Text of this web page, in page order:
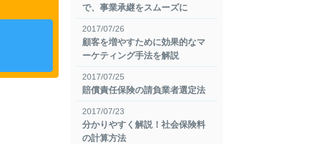
で、事業承継をスムーズに
2017/07/26
顧客を増やすために効果的なマ
ーケティング手法を解説
2017/07/25
賠償責任保険の請負業者選定法
2017/07/23
分かりやすく解説！社会保険料
の計算方法